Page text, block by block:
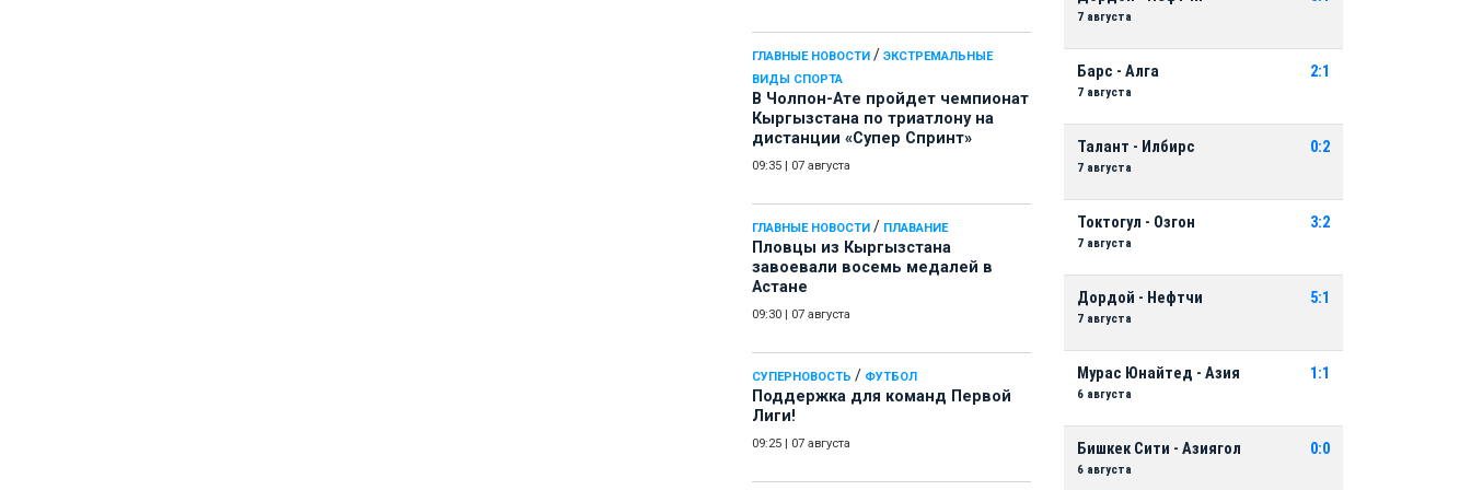
ГЛАВНЫЕ НОВОСТИ / ЭКСТРЕМАЛЬНЫЕ
ВИДЫ СПОРТА
В Чолпон-Ате пройдет чемпионат
Кыргызстана по триатлону на
дистанции «Супер Спринт»
09:35 07 августа
ГЛАВНЫЕ НОВОСТИ / ПЛАВАНИЕ
Пловцы из Кыргызстана
завоевали восемь медалей в
Астане
09:30 07 августа
СУПЕРНОВОСТЬ / ФУТБОЛ
Поддержка для команд Первой
Лиги!
09:25 07 августа
7 августа
Барс - Алга
7 августа
2:1
Талант - Илбирс
7 августа
0:2
Токтогул - Озгон
7 августа
3:2
Дордой - Нефтчи
7 августа
5:1
Мурас Юнайтед - Азия
6 августа
1:1
Бишкек Сити - Азиягол
6 августа
0:0